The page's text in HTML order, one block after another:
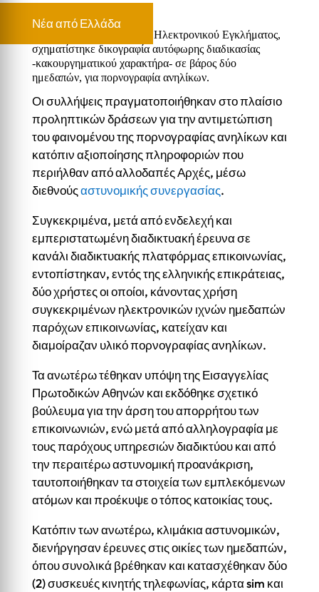
Νέα από Ελλάδα
Από τη Διεύθυνση Δίωξης Ηλεκτρονικού Εγκλήματος,
σχηματίστηκε δικογραφία αυτόφωρης διαδικασίας
-κακουργηματικού χαρακτήρα- σε βάρος δύο
ημεδαπών, για πορνογραφία ανηλίκων.
Οι συλλήψεις πραγματοποιήθηκαν στο πλαίσιο
προληπτικών δράσεων για την αντιμετώπιση
του φαινομένου της πορνογραφίας ανηλίκων και
κατόπιν αξιοποίησης πληροφοριών που
περιήλθαν από αλλοδαπές Αρχές, μέσω
διεθνούςαστυνομικής συνεργασίας.
Συγκεκριμένα, μετά από ενδελεχή και
εμπεριστατωμένη διαδικτυακή έρευνα σε
κανάλι διαδικτυακής πλατφόρμας επικοινωνίας,
εντοπίστηκαν, εντός της ελληνικής επικράτειας,
δύο χρήστες οι οποίοι, κάνοντας χρήση
συγκεκριμένων ηλεκτρονικών ιχνών ημεδαπών
παρόχων επικοινωνίας, κατείχαν και
διαμοίραζαν υλικό πορνογραφίας ανηλίκων.
Τα ανωτέρω τέθηκαν υπόψη της Εισαγγελίας
Πρωτοδικών Αθηνών και εκδόθηκε σχετικό
βούλευμα για την άρση του απορρήτου των
επικοινωνιών, ενώ μετά από αλληλογραφία με
τους παρόχους υπηρεσιών διαδικτύου και από
την περαιτέρω αστυνομική προανάκριση,
ταυτοποιήθηκαν τα στοιχεία των εμπλεκόμενων
ατόμων και προέκυψε ο τόπος κατοικίας τους.
Κατόπιν των ανωτέρω, κλιμάκια αστυνομικών,
διενήργησαν έρευνες στις οικίες των ημεδαπών,
όπου συνολικά βρέθηκαν και κατασχέθηκαν δύο
(2) συσκευές κινητής τηλεφωνίας, κάρτα sim και